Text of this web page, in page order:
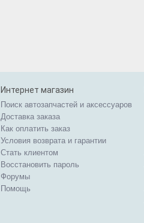
Интернет магазин
Поиск автозапчастей и аксессуаров
Доставка заказа
Как оплатить заказ
Условия возврата и гарантии
Стать клиентом
Восстановить пароль
Форумы
Помощь